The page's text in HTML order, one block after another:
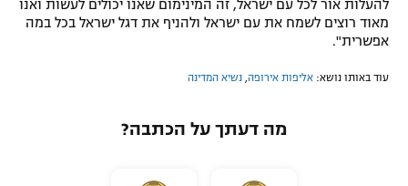
להעלות אור לכל עם ישראל, זה המינימום שאנו יכולים לעשות ואנו
מאוד רוצים לשמח את עם ישראל ולהניף את דגל ישראל בכל במה
אפשרית".
עוד באותו נושא: אליפות אירופה, נשיא המדינה
מה דעתך על הכתבה?